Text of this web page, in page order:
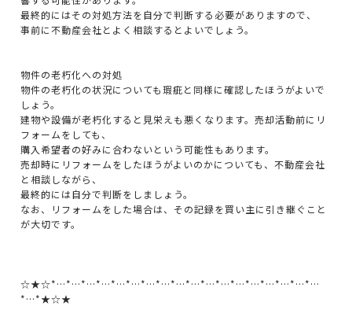
最終的にはその対処方法を自分で判断する必要がありますので、
事前に不動産会社とよく相談するとよいでしょう。
物件の老朽化への対処
物件の老朽化の状況についても瑕疵と同様に確認したほうがよいで
しょう。
建物や設備が老朽化すると見栄えも悪くなります。売却活動前にリ
フォームをしても、
購入希望者の好みに合わないという可能性もあります。
売却時にリフォームをしたほうがよいのかについても、不動産会社
と相談しながら、
最終的には自分で判断をしましょう。
なお、リフォームをした場合は、その記録を買い主に引き継ぐこと
が大切です。
☆★☆*…*…*…*…*…*…*…*…*…*…*…*…*…*…*…*…*…*…
*…*★☆★